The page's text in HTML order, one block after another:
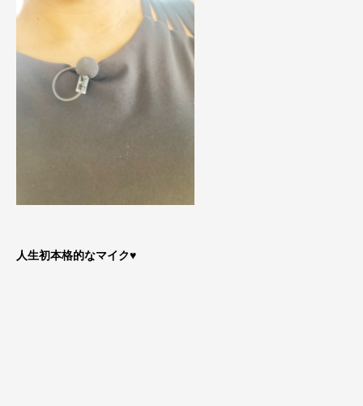
人生初本格的なマイク♥